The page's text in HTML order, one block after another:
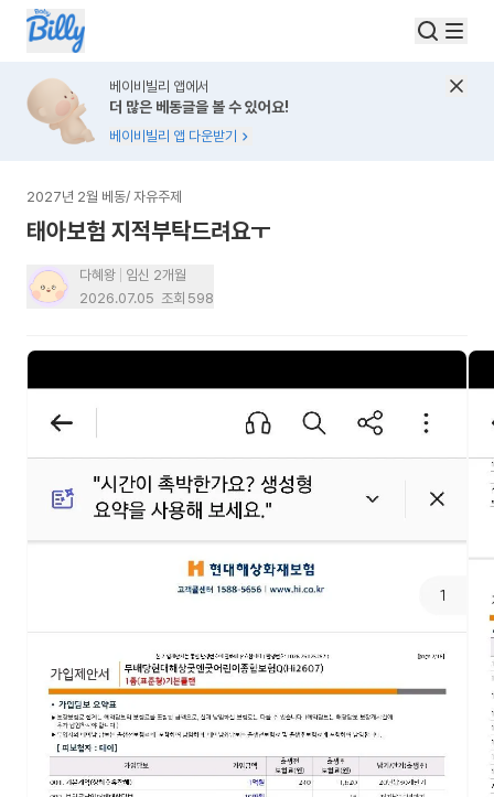
베이비빌리 앱에서
더 많은 베동글을 볼 수 있어요!
베이비빌리 앱 다운받기
2027년 2월 베동/ 자유주제
태아보험 지적부탁드려요ㅜ
다혜왕
임신 2개월
2026.07.05 조회 598